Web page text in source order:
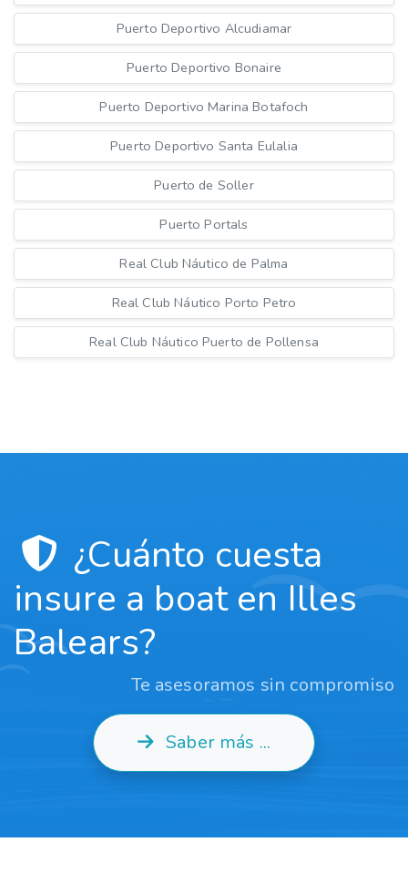
Puerto Deportivo Alcudiamar
Puerto Deportivo Bonaire
Puerto Deportivo Marina Botafoch
Puerto Deportivo Santa Eulalia
Puerto de Soller
Puerto Portals
Real Club Náutico de Palma
Real Club Náutico Porto Petro
Real Club Náutico Puerto de Pollensa
¿Cuánto cuesta
insure a boat en Illes
Balears?
Te asesoramos sin compromiso
Saber más ...